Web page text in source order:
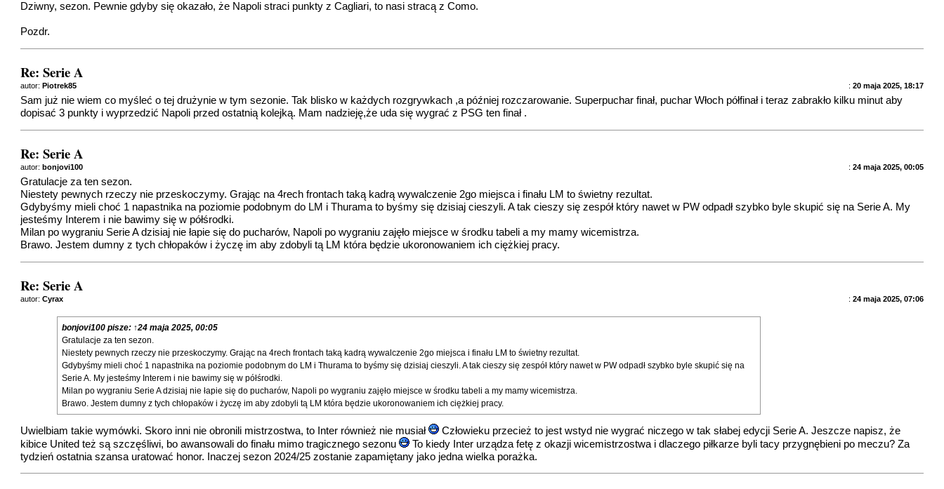
Dziwny, sezon. Pewnie gdyby się okazało, że Napoli straci punkty z Cagliari, to nasi stracą z Como.
Pozdr.
Re: Serie A
: 20 maja 2025, 18:17
autor:Piotrek85
Sam już nie wiem co myśleć o tej drużynie w tym sezonie. Tak blisko w każdych rozgrywkach ,a później rozczarowanie. Superpuchar finał, puchar Włoch półfinał i teraz zabrakło kilku minut aby
dopisać 3 punkty i wyprzedzić Napoli przed ostatnią kolejką. Mam nadzieję,że uda się wygrać z PSG ten finał .
Re: Serie A
: 24 maja 2025, 00:05
autor:bonjovi100
Gratulacje za ten sezon.
Niestety pewnych rzeczy nie przeskoczymy. Grając na 4rech frontach taką kadrą wywalczenie 2go miejsca i finału LM to świetny rezultat.
Gdybyśmy mieli choć 1 napastnika na poziomie podobnym do LM i Thurama to byśmy się dzisiaj cieszyli. A tak cieszy się zespół który nawet w PW odpadł szybko byle skupić się na Serie A. My
jesteśmy Interem i nie bawimy się w półśrodki.
Milan po wygraniu Serie A dzisiaj nie łapie się do pucharów, Napoli po wygraniu zajęło miejsce w środku tabeli a my mamy wicemistrza.
Brawo. Jestem dumny z tych chłopaków i życzę im aby zdobyli tą LM która będzie ukoronowaniem ich ciężkiej pracy.
Re: Serie A
: 24 maja 2025, 07:06
autor:Cyrax
bonjovi100pisze: ↑24 maja 2025, 00:05
Gratulacje za ten sezon.
Niestety pewnych rzeczy nie przeskoczymy. Grając na 4rech frontach taką kadrą wywalczenie 2go miejsca i finału LM to świetny rezultat.
Gdybyśmy mieli choć 1 napastnika na poziomie podobnym do LM i Thurama to byśmy się dzisiaj cieszyli. A tak cieszy się zespół który nawet w PW odpadł szybko byle skupić się na
Serie A. My jesteśmy Interem i nie bawimy się w półśrodki.
Milan po wygraniu Serie A dzisiaj nie łapie się do pucharów, Napoli po wygraniu zajęło miejsce w środku tabeli a my mamy wicemistrza.
Brawo. Jestem dumny z tych chłopaków i życzę im aby zdobyli tą LM która będzie ukoronowaniem ich ciężkiej pracy.
Uwielbiam takie wymówki. Skoro inni nie obronili mistrzostwa, to Inter również nie musiał
Człowieku przecież to jest wstyd nie wygrać niczego w tak słabej edycji Serie A. Jeszcze napisz, że
kibice United też są szczęśliwi, bo awansowali do finału mimo tragicznego sezonu
To kiedy Inter urządza fetę z okazji wicemistrzostwa i dlaczego piłkarze byli tacy przygnębieni po meczu? Za
tydzień ostatnia szansa uratować honor. Inaczej sezon 2024/25 zostanie zapamiętany jako jedna wielka porażka.